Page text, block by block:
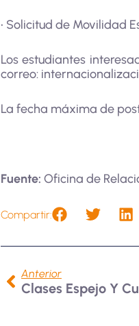
• Solicitud de Movilidad
Los estudiantes
correo:
La fecha máxima de
Fuente: Oficina de
Compartir:
Anterior